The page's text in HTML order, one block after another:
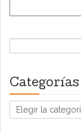
Buscar:
Categorías
Categorías